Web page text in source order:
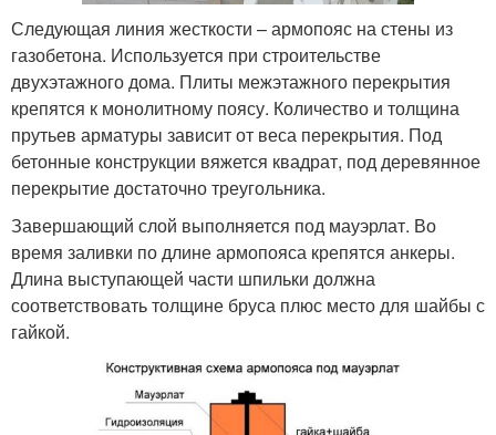
Следующая линия жесткости – армопояс на стены из
газобетона. Используется при строительстве
двухэтажного дома. Плиты межэтажного перекрытия
крепятся к монолитному поясу. Количество и толщина
прутьев арматуры зависит от веса перекрытия. Под
бетонные конструкции вяжется квадрат, под деревянное
перекрытие достаточно треугольника.
Завершающий слой выполняется под мауэрлат. Во
время заливки по длине армопояса крепятся анкеры.
Длина выступающей части шпильки должна
соответствовать толщине бруса плюс место для шайбы с
гайкой.